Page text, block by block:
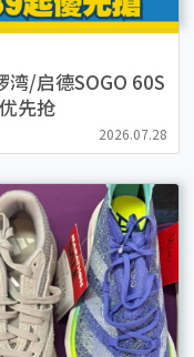
/启德SOGO 60S
先抢
2026.07.28